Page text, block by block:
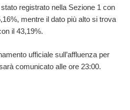
stato registrato nella Sezione 1 con
mentre il dato più alto si trova
il 43,19%.
ufficiale sull’affluenza per
comunicato alle ore 23:00.